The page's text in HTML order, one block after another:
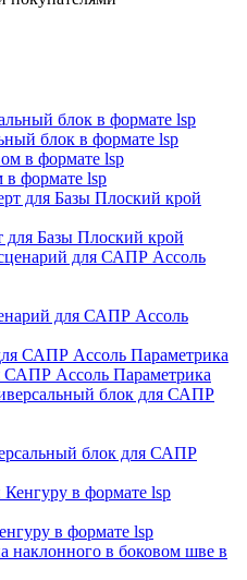
блок в формате lsp
в формате lsp
для Базы Плоский крой
для САПР Ассоль
САПР Ассоль Параметрика
блок для САПР
в формате lsp